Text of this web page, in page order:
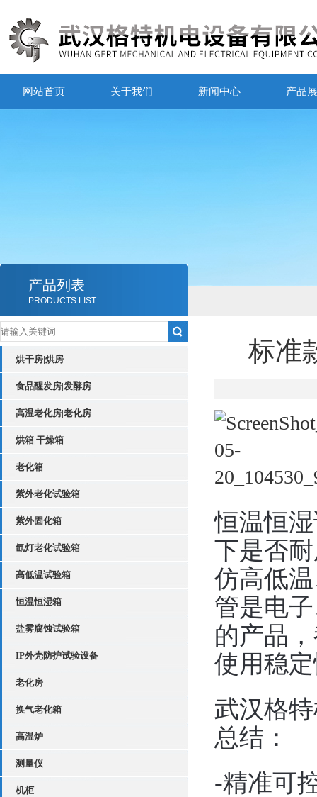
网站首页 关于我们 新闻中心 产品
产品列表
PRODUCTS LIST
烘干房|烘房
食品醒发房|发酵房
高温老化房|老化房
烘箱|干燥箱
老化箱
紫外老化试验箱
紫外固化箱
氙灯老化试验箱
高低温试验箱
恒温恒湿箱
盐雾腐蚀试验箱
IP外壳防护试验设备
老化房
换气老化箱
高温炉
测量仪
机柜
标准
恒温恒
下是否
仿高低
管是电
的产品
使用稳
武汉格
总结：
-精准可